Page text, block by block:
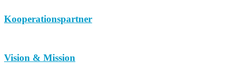
Kooperationspartner
Vision & Mission